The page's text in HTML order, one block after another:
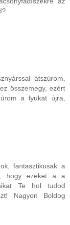
átszúrom,
összemegy, ezért
a lyukat újra,
fantasztikusak a
hogy ezeket a a
Te hol tudod
Nagyon Boldog